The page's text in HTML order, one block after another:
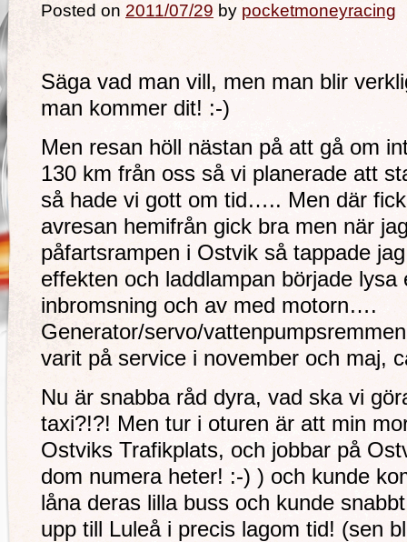
Posted on 2011/07/29 by pocketmoneyracing
Säga vad man vill, men man blir
man kommer dit! :-)
Men resan höll nästan på att gå om
130 km från oss så vi planerade att
så hade vi gott om tid….. Men där
avresan hemifrån gick bra men när
påfartsrampen i Ostvik så tappade
effekten och laddlampan började lysa
inbromsning och av med motorn….
Generator/servo/
varit på service i november och maj,
Nu är snabba råd dyra, vad ska vi
taxi?!?! Men tur i oturen är att min
Ostviks Trafikplats, och jobbar på
dom numera heter! :-) ) och kunde
låna deras lilla buss och kunde
upp till Luleå i precis lagom tid! (sen